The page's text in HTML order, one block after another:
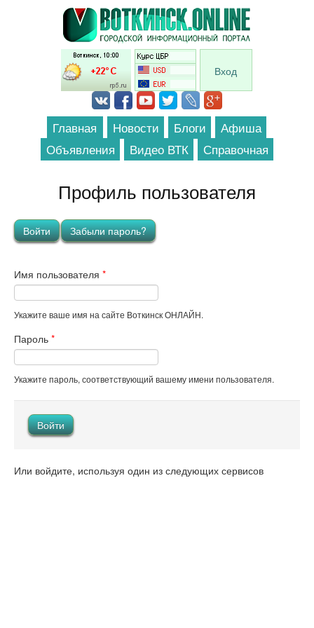
Перейти к основному содержанию
Вход
Главная Новости Блоги
Афиша
Объявления
Видео ВТК Справочная
Профиль пользователя
Главные вкладки
Войти(активная вкладка)
Забыли пароль?
Имя пользователя *
Укажите ваше имя на сайте Воткинск ОНЛАЙН.
Пароль *
Укажите пароль, соответствующий вашему имени пользователя.
Или войдите, используя один из следующих сервисов